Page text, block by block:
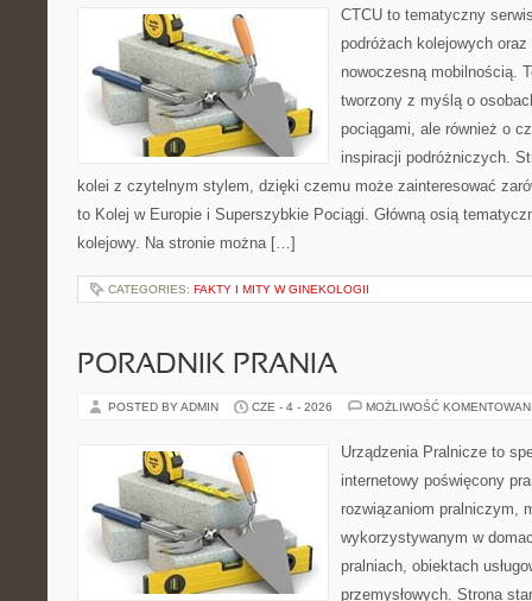
CTCU to tematyczny
podróżach kolejowych
nowoczesną mobilnością.
tworzony z myślą o
pociągami, ale również o
inspiracji podróżniczych.
kolei z czytelnym stylem, dzięki czemu może zainteresować
to Kolej w Europie i Superszybkie Pociągi. Główną osią
kolejowy. Na stronie można […]
CATEGORIES: FAKTY I MITY W GINEKOLOGII
PORADNIK PRANIA
POSTED BY ADMIN CZE - 4 - 2026 MOŻLIWOŚĆ
Urządzenia Pralnicze to
internetowy poświęcony
rozwiązaniom pralniczym,
wykorzystywanym w
pralniach, obiektach
przemysłowych. Strona